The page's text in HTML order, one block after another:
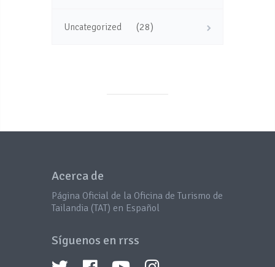
Uncategorized (28)
Acerca de
Página Oficial de la Oficina de Turismo de
Tailandia (TAT) en Español
Síguenos en rrss